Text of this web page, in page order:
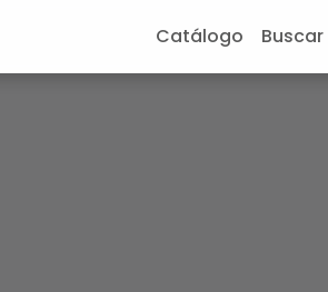
Catálogo Buscar